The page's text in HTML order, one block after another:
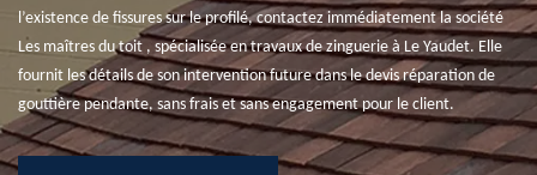
l’existence de fissures sur le profilé, contactez immédiatement la société
Les maîtres du toit , spécialisée en travaux de zinguerie à Le Yaudet. Elle
fournit les détails de son intervention future dans le devis réparation de
gouttière pendante, sans frais et sans engagement pour le client.